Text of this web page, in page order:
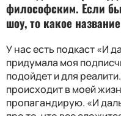
философским. Если
шоу, то какое
У нас есть подкаст «И
придумала моя
подойдет и для
происходит в моей
пропагандирую. «И